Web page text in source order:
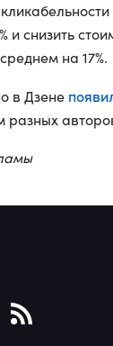
и снизить
на 17%.
в Дзене
разных